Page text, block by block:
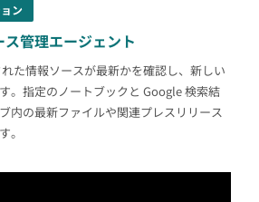
ン
管理エージェント
た情報ソースが最新かを確認し、新しい
。指定のノートブックと Google 検索結
内の最新ファイルや関連プレスリリース
。